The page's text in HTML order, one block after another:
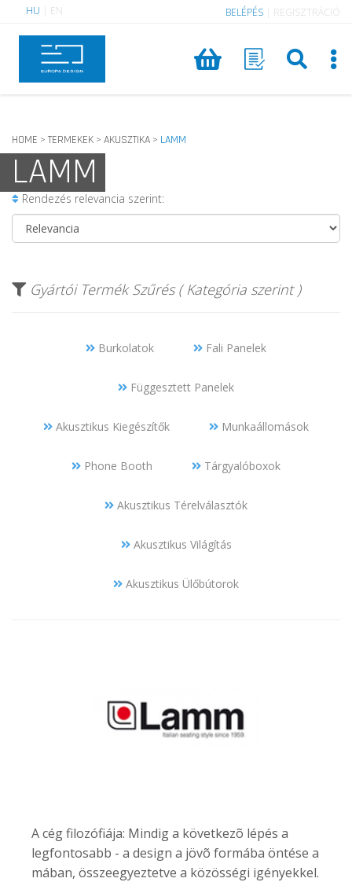
HU EN BELÉPÉS REGISZTRÁCIÓ
HOME > TERMEKEK > AKUSZTIKA > LAMM
LAMM
Rendezés relevancia szerint:
Gyártói Termék Szűrés ( Kategória szerint )
Burkolatok Fali Panelek
Függesztett Panelek
Akusztikus Kiegészítők Munkaállomások
Phone Booth Tárgyalóboxok
Akusztikus Térelválasztók
Akusztikus Világítás
Akusztikus Ülőbútorok
A cég filozófiája: Mindig a következõ lépés a
legfontosabb - a design a jövõ formába öntése a
mában, összeegyeztetve a közösségi igényekkel.